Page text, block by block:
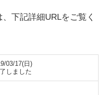
下記詳細URLをご覧く
03/17(日)
しました